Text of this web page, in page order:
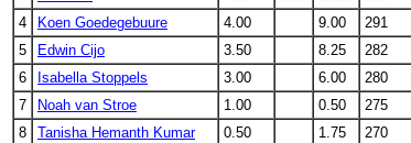
4
Koen Goedegebuure 4.00 9.00
291
5
Edwin Cijo 3.50 8.25
282
6
Isabella Stoppels 3.00 6.00
280
7
Noah van Stroe 1.00 0.50
275
8
Tanisha Hemanth Kumar 0.50 1.75
270